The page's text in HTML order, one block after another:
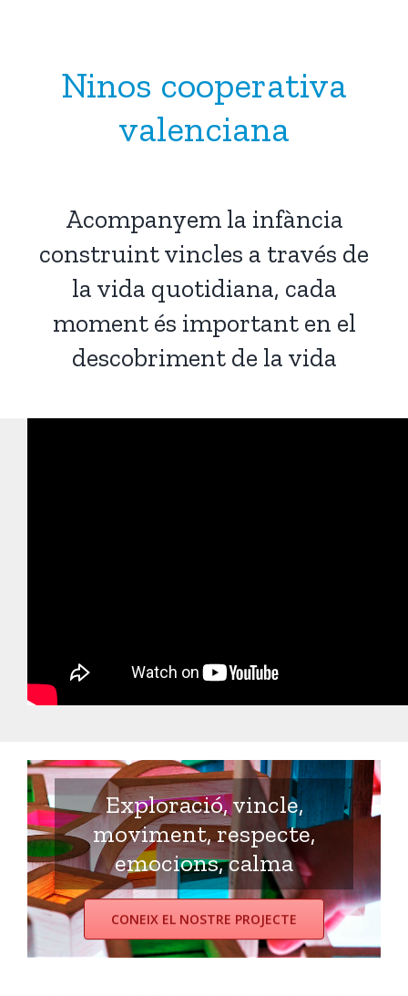
Ninos cooperativa
valenciana
Acompanyem la infància
construint vincles a través de
la vida quotidiana, cada
moment és important en el
descobriment de la vida
Exploració, vincle,
moviment, respecte,
emocions, calma
CONEIX EL NOSTRE PROJECTE